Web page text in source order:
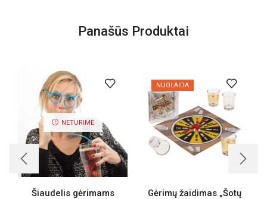
Panašūs Produktai
NETURIME
Šiaudelis gėrimams
NUOLAIDA
Gėrimų žaidimas „Šotų